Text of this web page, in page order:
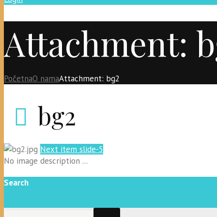
Attachment:
PočetnaO namaAttachment: bg2
bg2
Next item slide-5
No image description ...
Search